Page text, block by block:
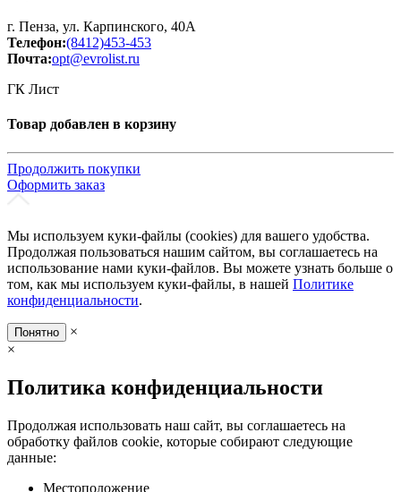
г. Пенза, ул. Карпинского, 40А
Телефон:(8412)453-453
Почта:opt@evrolist.ru
ГК Лист
Товар добавлен в корзину
Продолжить покупки
Оформить заказ
Мы используем куки-файлы (cookies) для вашего удобства.
Продолжая пользоваться нашим сайтом, вы соглашаетесь на
использование нами куки-файлов. Вы можете узнать больше о
том, как мы используем куки-файлы, в нашей Политике
конфиденциальности.
Понятно
×
×
Политика конфиденциальности
Продолжая использовать наш сайт, вы соглашаетесь на
обработку файлов cookie, которые собирают следующие
данные:
Местоположение